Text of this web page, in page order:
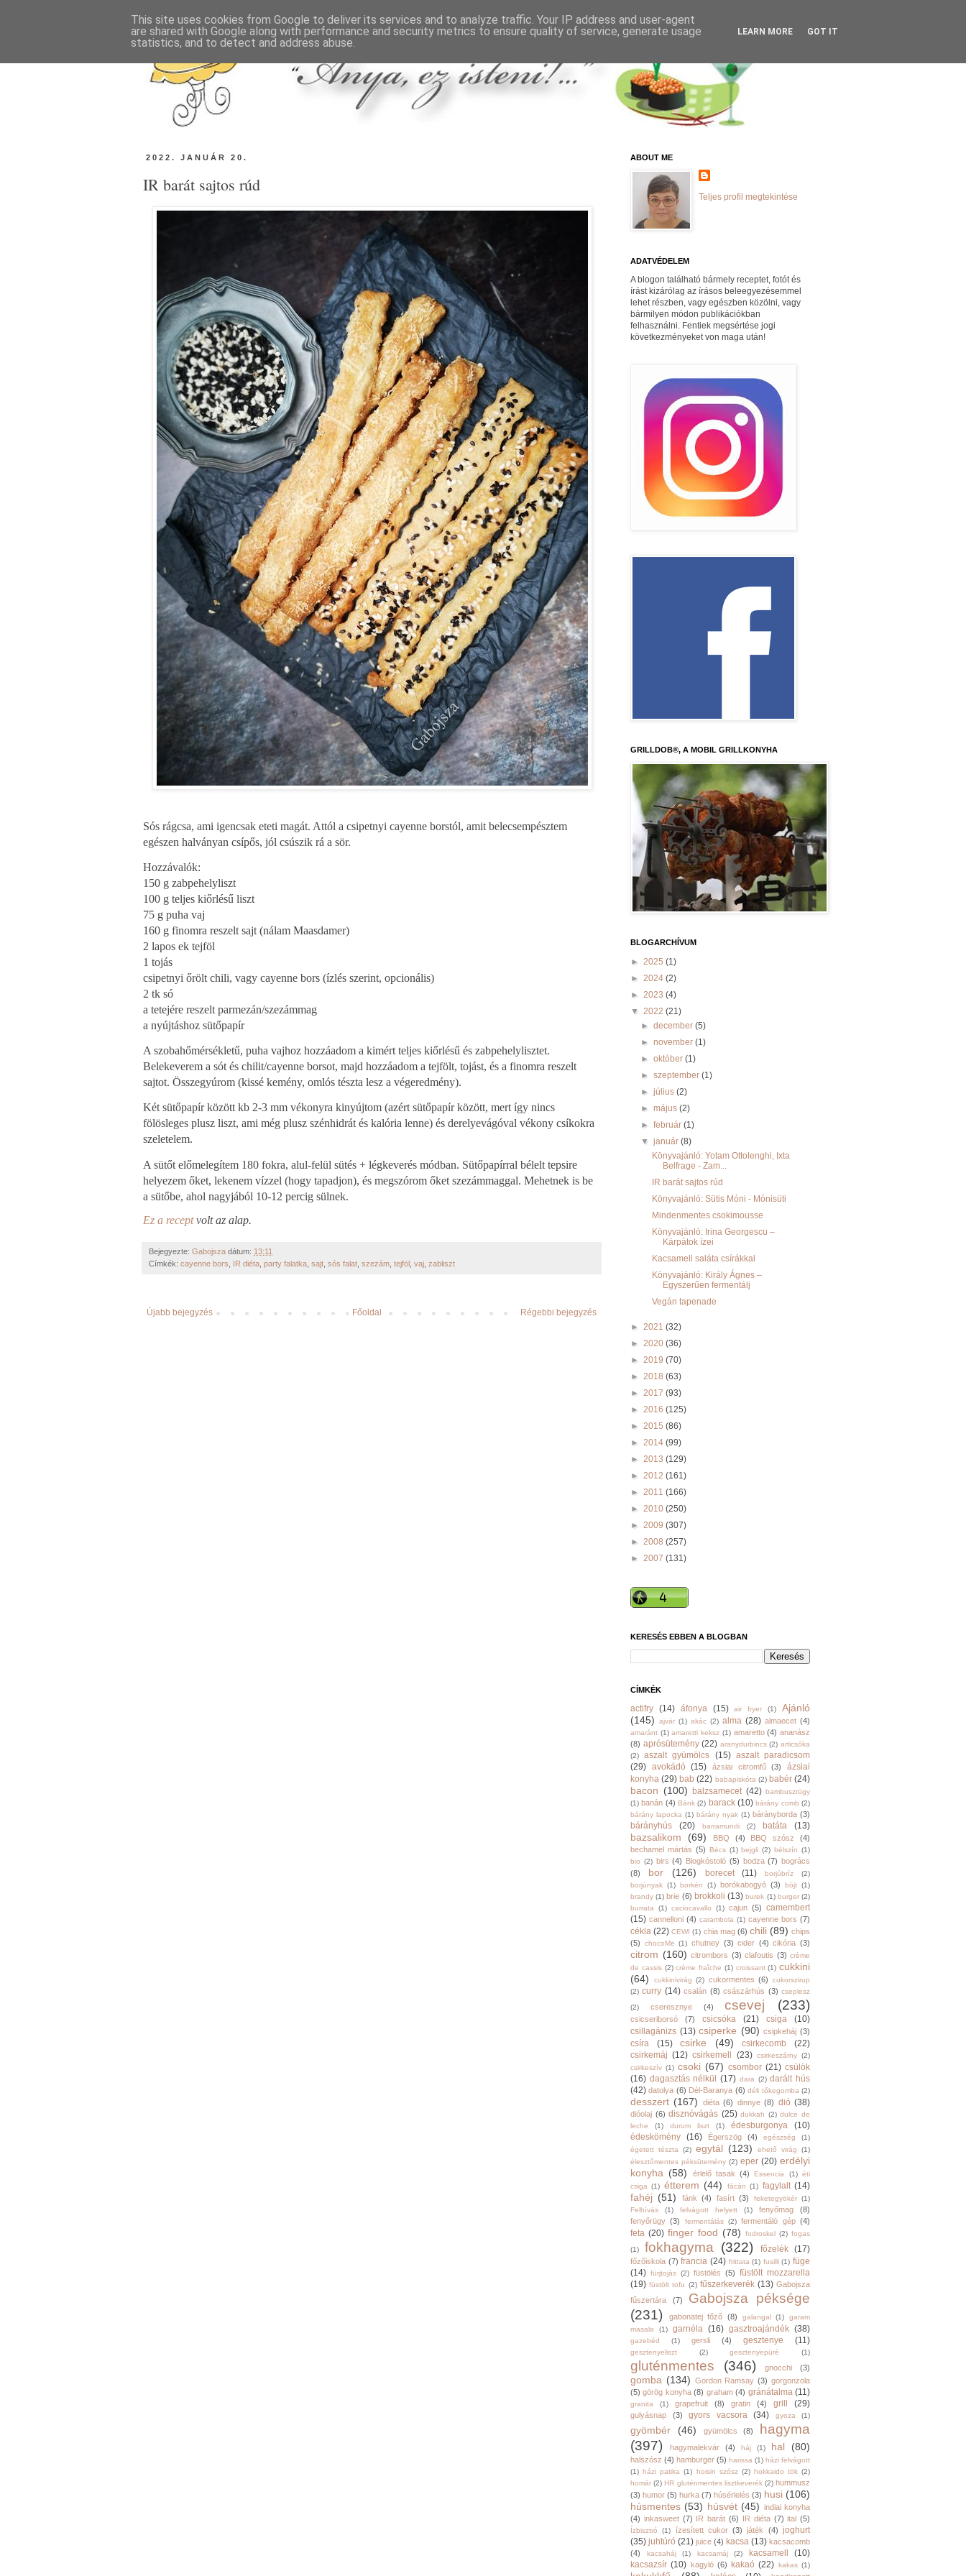
2022. JANUÁR 20.
IR barát sajtos rúd
Sós rágcsa, ami igencsak eteti magát. Attól a csipetnyi cayenne borstól, amit belecsempésztem
egészen halványan csípős, jól csúszik rá a sör.
Hozzávalók:
150 g zabpehelyliszt
100 g teljes kiőrlésű liszt
75 g puha vaj
160 g finomra reszelt sajt (nálam Maasdamer)
2 lapos ek tejföl
1 tojás
csipetnyi őrölt chili, vagy cayenne bors (ízlés szerint, opcionális)
2 tk só
a tetejére reszelt parmezán/szezámmag
a nyújtáshoz sütőpapír
A szobahőmérsékletű, puha vajhoz hozzáadom a kimért teljes kiőrlésű és zabpehelylisztet.
Belekeverem a sót és chilit/cayenne borsot, majd hozzáadom a tejfölt, tojást, és a finomra reszelt
sajtot. Összegyúrom (kissé kemény, omlós tészta lesz a végeredmény).
Két sütőpapír között kb 2-3 mm vékonyra kinyújtom (azért sütőpapír között, mert így nincs
fölösleges plusz liszt, ami még plusz szénhidrát és kalória lenne) és derelyevágóval vékony csíkokra
szeletelem.
A sütőt előmelegítem 180 fokra, alul-felül sütés + légkeverés módban. Sütőpapírral bélelt tepsire
helyezem őket, lekenem vízzel (hogy tapadjon), és megszórom őket szezámmaggal. Mehetnek is be
a sütőbe, ahol nagyjából 10-12 percig sülnek.
Ez a receptvolt az alap.
Bejegyezte: Gabojsza dátum: 13:11
Címkék: cayenne bors IR diéta party falatka sajt sós falat szezám tejföl vaj zabliszt
Újabb bejegyzés Régebbi bejegyzés
Főoldal
ABOUT ME
Teljes profil megtekintése
ADATVÉDELEM
A blogon található bármely receptet, fotót és
írást kizárólag az írásos beleegyezésemmel
lehet részben, vagy egészben közölni, vagy
bármilyen módon publikációkban
felhasználni. Fentiek megsértése jogi
következményeket von maga után!
GRILLDOB®, A MOBIL GRILLKONYHA
BLOGARCHÍVUM
► 2025 (1)
► 2024 (2)
► 2023 (4)
▼ 2022 (21)
►december(5)
►november(1)
►október(1)
►szeptember(1)
►július(2)
►május(2)
►február(1)
▼január(8)
Könyvajánló: Yotam Ottolenghi, Ixta
Belfrage - Zam...
IR barát sajtos rúd
Könyvajánló: Sütis Móni - Mónisüti
Mindenmentes csokimousse
Könyvajánló: Irina Georgescu –
Kárpátok ízei
Kacsamell saláta csírákkal
Könyvajánló: Király Ágnes –
Egyszerűen fermentálj
Vegán tapenade
► 2021 (32)
► 2020 (36)
► 2019 (70)
► 2018 (63)
► 2017 (93)
► 2016 (125)
► 2015 (86)
► 2014 (99)
► 2013 (129)
► 2012 (161)
► 2011 (166)
► 2010 (250)
► 2009 (307)
► 2008 (257)
► 2007 (131)
KERESÉS EBBEN A BLOGBAN
CÍMKÉK
actifry (14) áfonya (15) air fryer (1)
Ajánló
(145)
ajvár (1) akác (2) alma (28) almaecet (4)
amaránt (1) amaretti keksz (1) amaretto (4) ananász
(8) aprósütemény (22) aranydurbincs (2) articsóka
(2)
aszalt gyümölcs (15) aszalt paradicsom
(29) avokádó (15) ázsiai citromfű (3)
ázsiai
konyha (29) bab (22) babapiskóta (2) babér (24)
bacon (100) balzsamecet (42) bambuszrügy
(1) banán (4) Bánk (2) barack (10) bárány comb (2)
bárány lapocka (1) bárány nyak (1) bárányborda (3)
bárányhús (20) barramundi (2) batáta (13)
bazsalikom (69) BBQ (4) BBQ szósz
(4)
bechamel mártás (5) Bécs (1) bejgli (2) bélszín (1)
bio (2) birs (4) Blogkóstoló (5) bodza (7) bogrács
(8)
bor (126) borecet (11) borjúbríz
(2)
borjúnyak (1) borkén (1) borókabogyó (3) böjt (1)
brandy (1) brie (6) brokkoli (13) burek (1) burger (2)
burrata
(1) caciocavallo (1) cajun (5) camembert
(15) cannelloni (4) carambola (1) cayenne bors (7)
cékla (22) CEWI (1) chia mag (6) chili (89) chips
(5)
chocoMe (1) chutney (3) cider (4) cikória (3)
citrom (160) citrombors (3) clafoutis (3) crème
de cassis (2) crème fraîche (1) croissant (1) cukkini
(64)
cukkinivirág (2) cukormentes (6)
cukorszirup
(2) curry (14) csalán (8) császárhús (3) cseplesz
(2)
cseresznye (4) csevej (233)
csicseriborsó (7) csicsóka (21) csiga
(10)
csillagánizs (13) csiperke (90) csipkeháj (3)
csíra (15) csirke (49) csirkecomb
(22)
csirkemáj (12) csirkemell (23) csirkeszárny (2)
csirkeszív (1) csoki (67) csombor (21) csülök
(16) dagasztás nélkül (17) dara (2) darált hús
(42) datolya (6) Dél-Baranya (6) déli tőkegomba (2)
desszert (167) diéta (6) dinnye (8) dió (38)
dióolaj (6) disznóvágás (25) dukkah (2) dulce de
leche
(1) durum liszt (1) édesburgonya
(10)
édeskömény (16) Égerszög (4) egészség
(1)
égetett tészta
(2) egytál (123) ehető virág
(1)
élesztőmentes péksütemény (2) eper (20) erdélyi
konyha (58) érlelő tasak (4) Essencia (1) éti
csiga (1) étterem (44) fácán (1) fagylalt (14)
fahéj (51) fánk (4) fasírt (3) feketegyökér (1)
Felhívás
(1) felvágott helyett (1) fenyőmag
(8)
fenyőrügy (3) fermentálás (2) fermentáló gép (4)
feta (20) finger food (78) fodroskel (2) fogas
(1)
fokhagyma (322) főzelék (17)
főzőiskola (7) francia (24) frittata (1) fusilli (1) füge
(14) fürjtojás (2) füstölés (5) füstölt mozzarella
(19) füstölt tofu (2) fűszerkeverék (13) Gabojsza
fűszertára
(7)
Gabojsza péksége
(231)
gabonatej főző (8) galangal (1)
garam
masala
(1) garnéla (16) gasztroajándék (38)
gazebéd (1) gersli (4) gesztenye (11)
gesztenyeliszt (2) gesztenyepüré (1)
gluténmentes (346) gnocchi (3)
gomba (134) Gordon Ramsay (3) gorgonzola
(5) görög konyha (8) graham (4) gránátalma (11)
granita (1) grapefruit (8) gratin (4) grill (29)
gulyásnap (3) gyors vacsora (34) gyoza (1)
gyömbér (46) gyümölcs (8)
hagyma
(397)
hagymalekvár (4) háj (1) hal (80)
halszósz (4) hamburger (5) harissa (1) házi felvágott
(1) házi patika (1) hoisin szósz (2) hokkaido tök (2)
homár (2) HR gluténmentes lisztkeverék (2) hummusz
(3) humor (5) hurka (7) húsérlelés (3) husi (106)
húsmentes (53) húsvét (45) indiai konyha
(4) inkasweet (7) IR barát (6) IR diéta (7) ital (5)
Ízbisztró (1) ízesített cukor (3) játék (4) joghurt
(35) juhtúró (21) juice (4) kacsa (13) kacsacomb
(4)
kacsaháj (1) kacsamáj (2) kacsamell
(10)
kacsazsír (10) kagyló (6) kakaó (22) kakas (1)
This site uses cookies from Google to deliver its services and to analyze traffic. Your IP address and user-agent
are shared with Google along with performance and security metrics to ensure quality of service, generate usage
statistics, and to detect and address abuse.
LEARN MORE GOT IT